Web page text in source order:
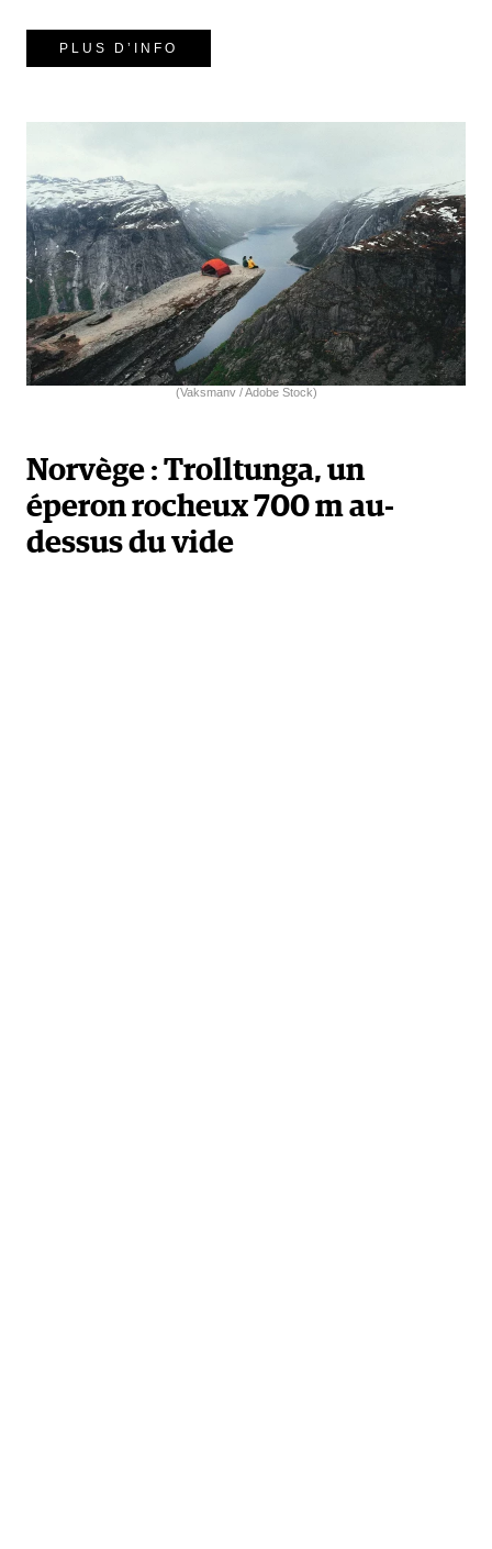
PLUS D’INFO
(Vaksmanv / Adobe Stock)
Norvège : Trolltunga, un
éperon rocheux 700 m au-
dessus du vide